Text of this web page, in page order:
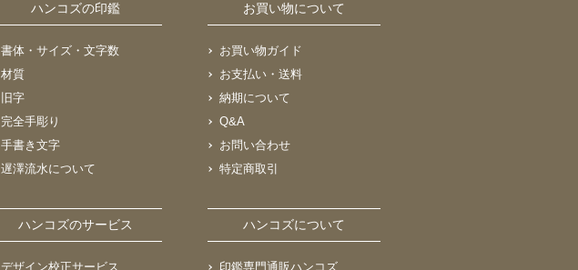
ハンコズの印鑑
書体・サイズ・文字数
材質
旧字
完全手彫り
手書き文字
遅澤流水について
お買い物について
お買い物ガイド
お支払い・送料
納期について
Q&A
お問い合わせ
特定商取引
ハンコズのサービス
デザイン校正サービス
ハンコズについて
印鑑専門通販ハンコズ